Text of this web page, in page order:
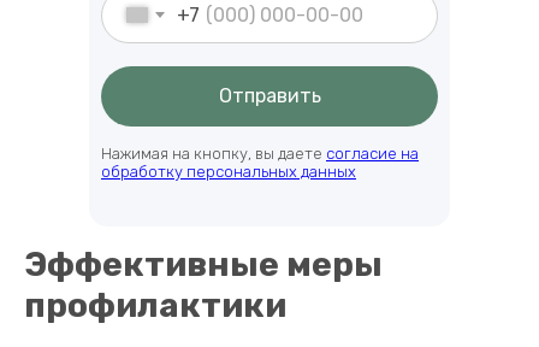
+7
Отправить
Нажимая на кнопку, вы даете согласие на
обработку персональных данных
Эффективные меры
профилактики